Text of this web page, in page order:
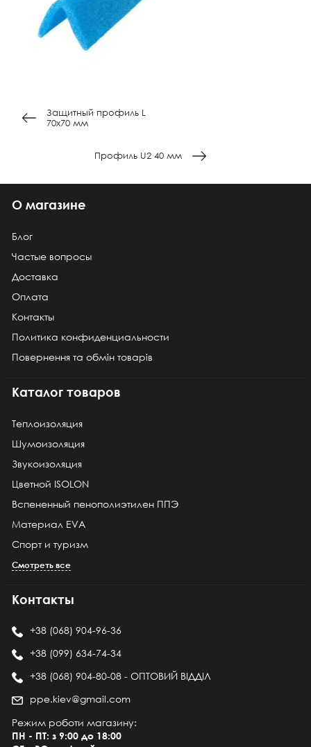
Защитный профиль L
70х70 мм
Профиль U2 40 мм
О магазине
Блог
Частые вопросы
Доставка
Оплата
Контакты
Политика конфиденциальности
Повернення та обмін товарів
Каталог товаров
Теплоизоляция
Шумоизоляция
Звукоизоляция
Цветной ISOLON
Вспененный пенополиэтилен ППЭ
Материал EVA
Спорт и туризм
Смотреть все
Контакты
+38 (068) 904-96-36
+38 (099) 634-74-34
+38 (068) 904-80-08 - ОПТОВИЙ ВІДДІЛ
ppe.kiev@gmail.com
Режим роботи магазину:
ПН - ПТ: з 9:00 до 18:00